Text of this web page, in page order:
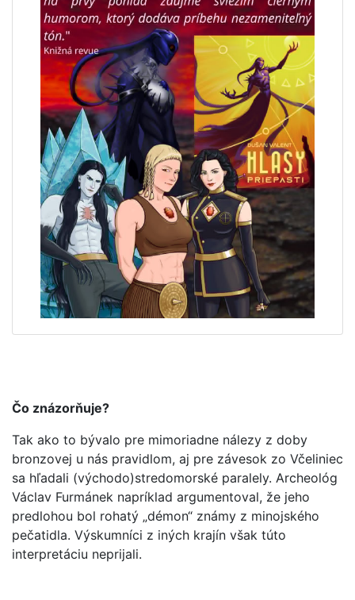
Čo znázorňuje?
Tak ako to bývalo pre mimoriadne nálezy z doby
bronzovej u nás pravidlom, aj pre závesok zo Včeliniec
sa hľadali (východo)stredomorské paralely. Archeológ
Václav Furmánek napríklad argumentoval, že jeho
predlohou bol rohatý „démon“ známy z minojského
pečatidla. Výskumníci z iných krajín však túto
interpretáciu neprijali.